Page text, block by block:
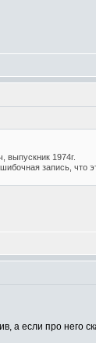
выпускник 1974г.
запись, что
а если про него